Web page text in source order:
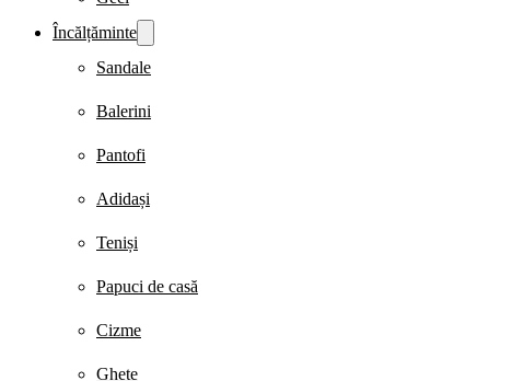
Încălțăminte
Sandale
Balerini
Pantofi
Adidași
Teniși
Papuci de casă
Cizme
Ghete